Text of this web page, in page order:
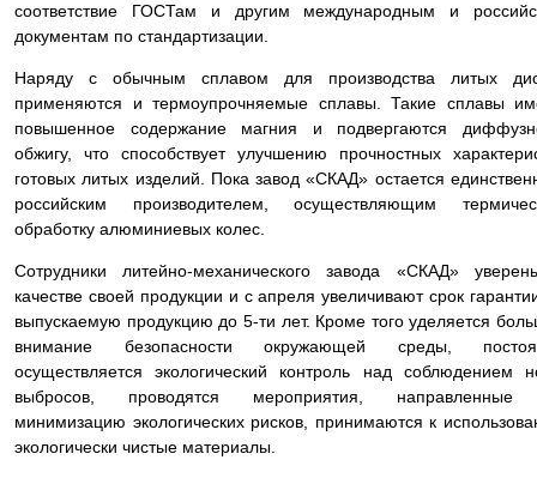
соответствие ГОСТам и другим международным и
документам по стандартизации.
Наряду с обычным сплавом для производства литых
применяются и термоупрочняемые сплавы. Такие сплавы
повышенное содержание магния и подвергаются
обжигу, что способствует улучшению прочностных
готовых литых изделий. Пока завод «СКАД» остается
российским производителем, осуществляющим
обработку алюминиевых колес.
Сотрудники литейно-механического завода «СКАД»
качестве своей продукции и с апреля увеличивают срок
выпускаемую продукцию до 5-ти лет. Кроме того уделяется
внимание безопасности окружающей среды,
осуществляется экологический контроль над соблюдением
выбросов, проводятся мероприятия,
минимизацию экологических рисков, принимаются к
экологически чистые материалы.